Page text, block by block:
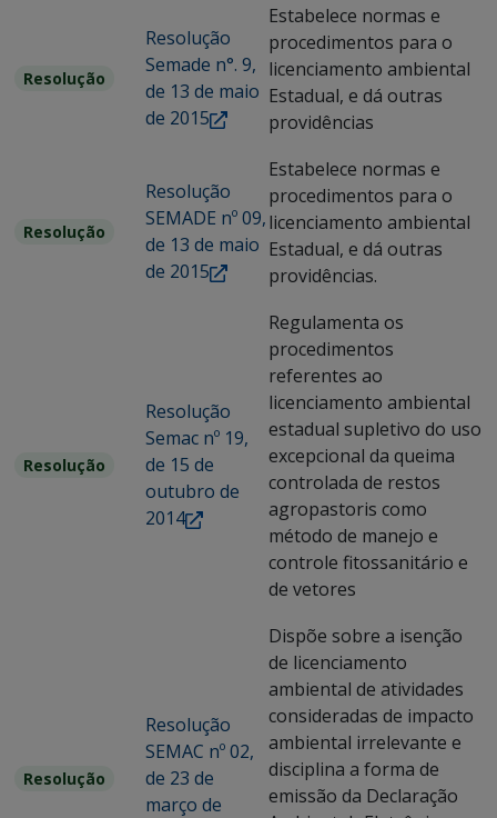
Resolução
Resolução
Semade n°. 9,
de 13 de maio
de 2015
Estabelece normas e
procedimentos para o
licenciamento ambiental
Estadual, e dá outras
providências
Resolução
Resolução
SEMADE nº 09,
de 13 de maio
de 2015
Estabelece normas e
procedimentos para o
licenciamento ambiental
Estadual, e dá outras
providências.
Resolução
Resolução
Semac nº 19,
de 15 de
outubro de
2014
Regulamenta os
procedimentos
referentes ao
licenciamento ambiental
estadual supletivo do uso
excepcional da queima
controlada de restos
agropastoris como
método de manejo e
controle fitossanitário e
de vetores
Resolução
Resolução
SEMAC nº 02,
de 23 de
março de
Dispõe sobre a isenção
de licenciamento
ambiental de atividades
consideradas de impacto
ambiental irrelevante e
disciplina a forma de
emissão da Declaração